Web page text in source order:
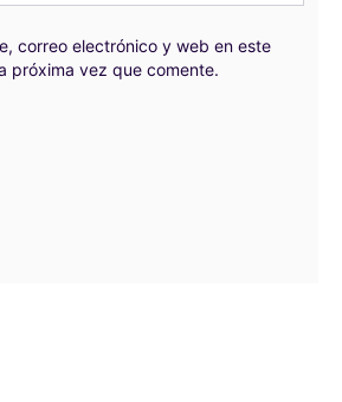
correo electrónico y web en este
próxima vez que comente.